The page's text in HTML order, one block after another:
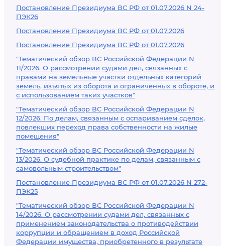
Постановление Президиума ВС РФ от 01.07.2026 N 24-
ПЭК26
Постановление Президиума ВС РФ от 01.07.2026
Постановление Президиума ВС РФ от 01.07.2026
"Тематический обзор ВС Российской Федерации N
11/2026. О рассмотрении судами дел, связанных с
правами на земельные участки отдельных категорий
земель, изъятых из оборота и ограниченных в обороте, и
с использованием таких участков"
"Тематический обзор ВС Российской Федерации N
12/2026. По делам, связанным с оспариванием сделок,
повлекших переход права собственности на жилые
помещения"
"Тематический обзор ВС Российской Федерации N
13/2026. О судебной практике по делам, связанным с
самовольным строительством"
Постановление Президиума ВС РФ от 01.07.2026 N 272-
ПЭК25
"Тематический обзор ВС Российской Федерации N
14/2026. О рассмотрении судами дел, связанных с
применением законодательства о противодействии
коррупции и обращением в доход Российской
Федерации имущества, приобретенного в результате